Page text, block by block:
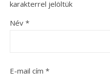
karakterrel jelöltük
Név *
E-mail cím *